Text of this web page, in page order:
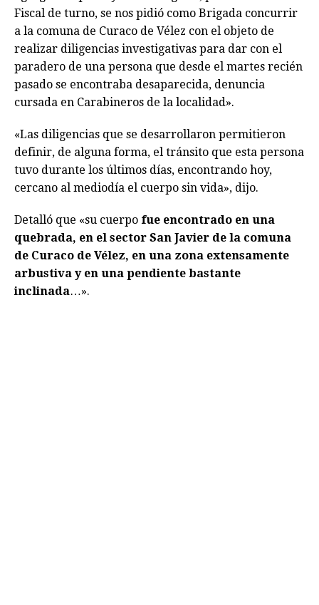
Fiscal de turno, se nos pidió como Brigada concurrir
a la comuna de Curaco de Vélez con el objeto de
realizar diligencias investigativas para dar con el
paradero de una persona que desde el martes recién
pasado se encontraba desaparecida, denuncia
cursada en Carabineros de la localidad».
«Las diligencias que se desarrollaron permitieron
definir, de alguna forma, el tránsito que esta persona
tuvo durante los últimos días, encontrando hoy,
cercano al mediodía el cuerpo sin vida», dijo.
Detalló que «su cuerpo fue encontrado en una
quebrada, en el sector San Javier de la comuna
de Curaco de Vélez, en una zona extensamente
arbustiva y en una pendiente bastante
inclinada…».